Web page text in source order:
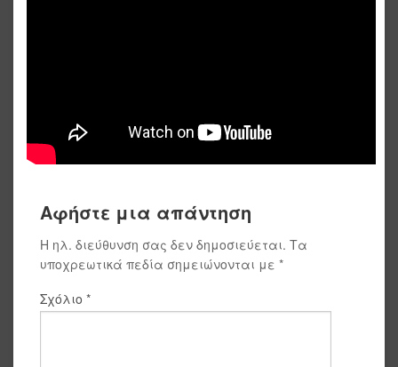
Αφήστε μια απάντηση
Η ηλ. διεύθυνση σας δεν δημοσιεύεται. Τα
υποχρεωτικά πεδία σημειώνονται με *
Σχόλιο *